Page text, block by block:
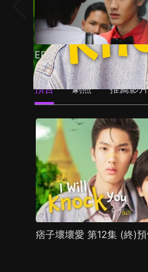
EP 1
預告 劇照 推薦影片
痞子壞壞愛 第12集 (終)